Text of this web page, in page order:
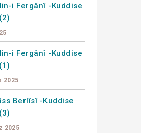
i Fergânî -Kuddise
i Fergânî -Kuddise
2025
Berlîsî -Kuddise
2025